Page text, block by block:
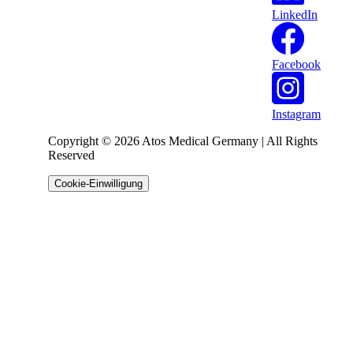
LinkedIn
Facebook
Instagram
Copyright © 2026 Atos Medical Germany | All Rights
Reserved
Cookie-Einwilligung